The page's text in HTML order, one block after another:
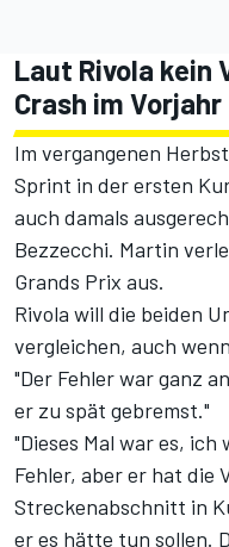
Laut Rivola kein
Crash im Vorjahr
Im vergangenen
Sprint in der ersten
auch damals
Bezzecchi. Martin
Grands Prix aus.
Rivola will die beiden
vergleichen, auch
"Der Fehler war ganz
er zu spät gebremst."
"Dieses Mal war es,
Fehler, aber er hat die
Streckenabschnitt in
er es hätte tun sollen.